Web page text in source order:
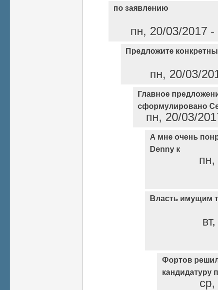
по заявлению
пн, 20/03/2017
Предложите
пн, 20/03/
Главное
сформулировано
пн, 20/03/
А мне очень
Denny к
Власть имущим
Фортов
кандидатуру